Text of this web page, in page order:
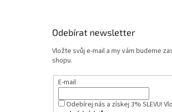
Odebírat newsletter
Vložte svůj e-mail a my vám budeme
shopu.
E-mail
Odebírej nás a získej 3% SLEVU!